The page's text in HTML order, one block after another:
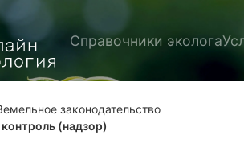
Справочники эколога
законодательство
контроль (надзор)